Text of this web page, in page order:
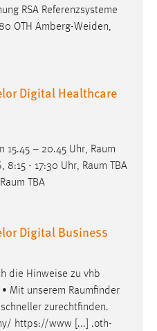
RSA Referenzsysteme
OTH Amberg-Weiden,
Digital Healthcare
15.45 – 20.45 Uhr, Raum
8:15 - 17:30 Uhr, Raum TBA
Raum TBA
Digital Business
die Hinweise zu vhb
Mit unserem Raumfinder
zurechtfinden.
https://www [...] .oth-